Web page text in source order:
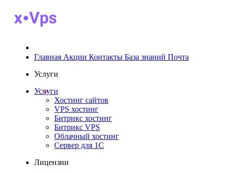
Главная Акции Контакты База знаний Почта
Услуги
Услуги
Хостинг сайтов
VPS хостинг
Битрикс хостинг
Битрикс VPS
Облачный хостинг
Cервер для 1С
Лицензии